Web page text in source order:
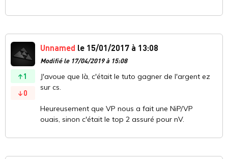
1
0
Unnamed le 15/01/2017 à 13:08
Modifié le 17/04/2019 à 15:08
J'avoue que là, c'était le tuto gagner de l'argent ez
sur cs.
Heureusement que VP nous a fait une NiP/VP
ouais, sinon c'était le top 2 assuré pour nV.